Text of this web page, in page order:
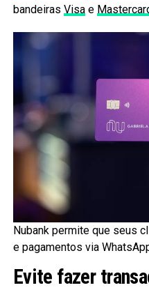
bandeiras Visae
Nubank permite que seus
e pagamentos via
Evite fazer